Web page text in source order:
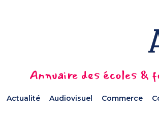
Annuaire des écoles &
Actualité Audiovisuel Commerce